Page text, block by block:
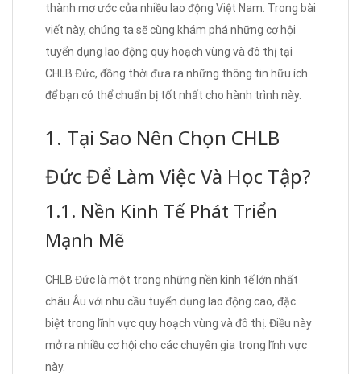
thành mơ ước của nhiều lao động Việt Nam. Trong bài
viết này, chúng ta sẽ cùng khám phá những cơ hội
tuyển dụng lao động quy hoạch vùng và đô thị tại
CHLB Đức, đồng thời đưa ra những thông tin hữu ích
để bạn có thể chuẩn bị tốt nhất cho hành trình này.
1. Tại Sao Nên Chọn CHLB
Đức Để Làm Việc Và Học Tập?
1.1. Nền Kinh Tế Phát Triển
Mạnh Mẽ
CHLB Đức là một trong những nền kinh tế lớn nhất
châu Âu với nhu cầu tuyển dụng lao động cao, đặc
biệt trong lĩnh vực quy hoạch vùng và đô thị. Điều này
mở ra nhiều cơ hội cho các chuyên gia trong lĩnh vực
này.